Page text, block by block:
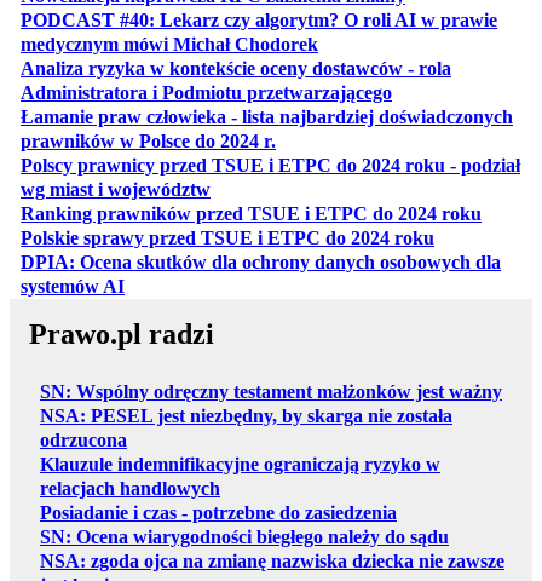
PODCAST #40: Lekarz czy algorytm? O roli AI w prawie
medycznym mówi Michał Chodorekotwiera się w nowej karcie
Analiza ryzyka w kontekście oceny dostawców - rola
Administratora i Podmiotu przetwarzającegootwiera się w
Łamanie praw człowieka - lista najbardziej doświadczonych
prawników w Polsce do 2024 r.
Polscy prawnicy przed TSUE i ETPC do 2024 roku - podział
wg miast i województwotwiera się w nowej karcie
Ranking prawników przed TSUE i ETPC do 2024 roku
Polskie sprawy przed TSUE i ETPC do 2024 roku
DPIA: Ocena skutków dla ochrony danych osobowych dla
systemów AIotwiera się w nowej karcie
Prawo.pl radzi
SN: Wspólny odręczny testament małżonków jest ważny
NSA: PESEL jest niezbędny, by skarga nie została
odrzucona
Klauzule indemnifikacyjne ograniczają ryzyko w
relacjach handlowych
Posiadanie i czas - potrzebne do zasiedzenia
SN: Ocena wiarygodności biegłego należy do sądu
NSA: zgoda ojca na zmianę nazwiska dziecka nie zawsze